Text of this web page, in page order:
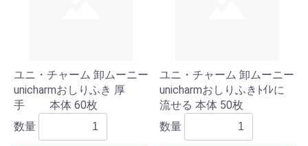
ユニ・チャーム 卸ムーニー
unicharmおしりふき 厚
手 本体 60枚
数量
ユニ・チャーム 卸ムーニー
unicharmおしりふきﾄｲﾚに
流せる 本体 50枚
数量